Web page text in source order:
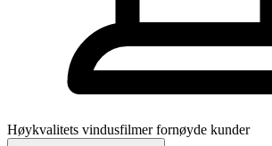
Høykvalitets vindusfilmer fornøyde kunder